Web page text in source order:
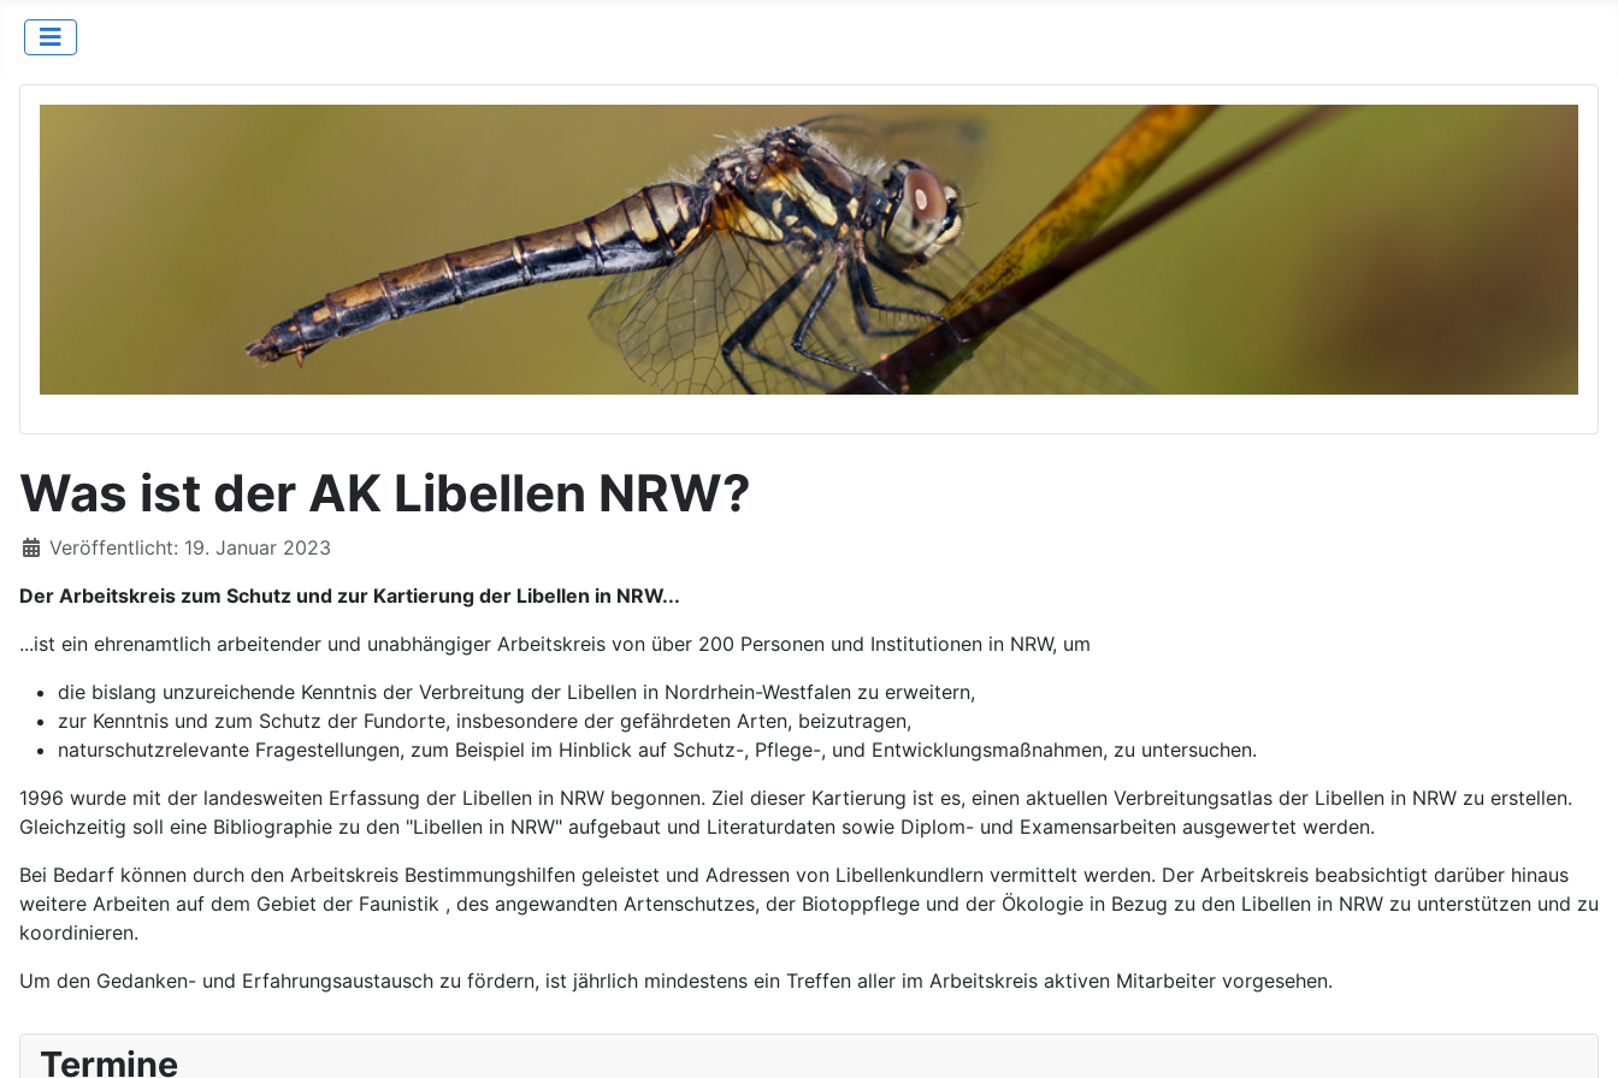
Termine
Was ist der AK Libellen NRW?
Veröffentlicht: 19. Januar 2023
Der Arbeitskreis zum Schutz und zur Kartierung der Libellen in NRW...
...ist ein ehrenamtlich arbeitender und unabhängiger Arbeitskreis von über 200 Personen und Institutionen in NRW, um
die bislang unzureichende Kenntnis der Verbreitung der Libellen in Nordrhein-Westfalen zu erweitern,
zur Kenntnis und zum Schutz der Fundorte, insbesondere der gefährdeten Arten, beizutragen,
naturschutzrelevante Fragestellungen, zum Beispiel im Hinblick auf Schutz-, Pflege-, und Entwicklungsmaßnahmen, zu untersuchen.
1996 wurde mit der landesweiten Erfassung der Libellen in NRW begonnen. Ziel dieser Kartierung ist es, einen aktuellen Verbreitungsatlas der Libellen in NRW zu erstellen.
Gleichzeitig soll eine Bibliographie zu den "Libellen in NRW" aufgebaut und Literaturdaten sowie Diplom- und Examensarbeiten ausgewertet werden.
Bei Bedarf können durch den Arbeitskreis Bestimmungshilfen geleistet und Adressen von Libellenkundlern vermittelt werden. Der Arbeitskreis beabsichtigt darüber hinaus
weitere Arbeiten auf dem Gebiet der Faunistik , des angewandten Artenschutzes, der Biotoppflege und der Ökologie in Bezug zu den Libellen in NRW zu unterstützen und zu
koordinieren.
Um den Gedanken- und Erfahrungsaustausch zu fördern, ist jährlich mindestens ein Treffen aller im Arbeitskreis aktiven Mitarbeiter vorgesehen.